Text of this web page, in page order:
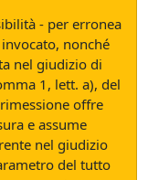
- per erronea
nonché
nel giudizio di
1, lett. a), del
offre
e assume
nel giudizio
del tutto